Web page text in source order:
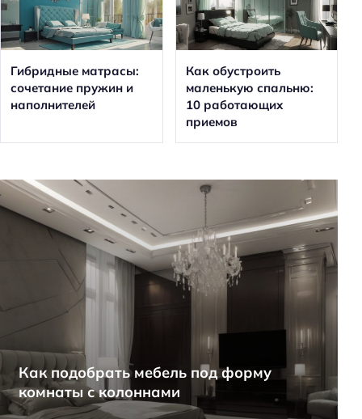
Гибридные матрасы:
сочетание пружин и
наполнителей
Как обустроить
маленькую спальню:
10 работающих
приемов
Как подобрать мебель под форму
комнаты с колоннами